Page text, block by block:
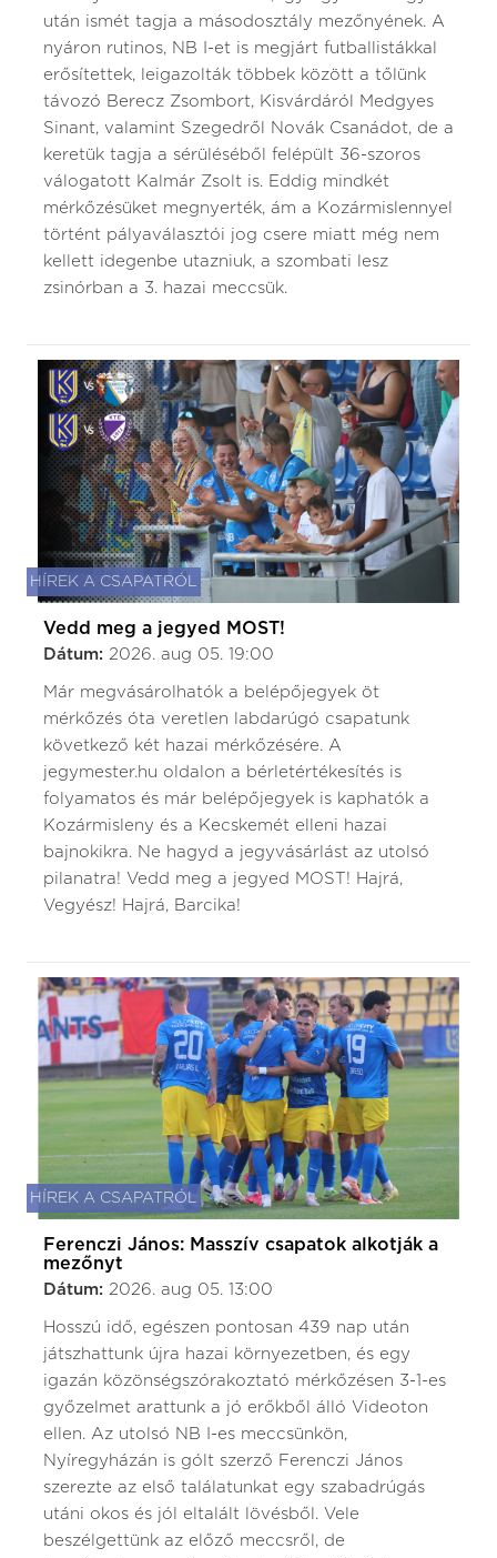
után ismét tagja a másodosztály mezőnyének. A
nyáron rutinos, NB I-et is megjárt futballistákkal
erősítettek, leigazolták többek között a tőlünk
távozó Berecz Zsombort, Kisvárdáról Medgyes
Sinant, valamint Szegedről Novák Csanádot, de a
keretük tagja a sérüléséből felépült 36-szoros
válogatott Kalmár Zsolt is. Eddig mindkét
mérkőzésüket megnyerték, ám a Kozármislennyel
történt pályaválasztói jog csere miatt még nem
kellett idegenbe utazniuk, a szombati lesz
zsinórban a 3. hazai meccsük.
HÍREK A CSAPATRÓL
Vedd meg a jegyed MOST!
Dátum: 2026. aug 05. 19:00
Már megvásárolhatók a belépőjegyek öt
mérkőzés óta veretlen labdarúgó csapatunk
következő két hazai mérkőzésére. A
jegymester.hu oldalon a bérletértékesítés is
folyamatos és már belépőjegyek is kaphatók a
Kozármisleny és a Kecskemét elleni hazai
bajnokikra. Ne hagyd a jegyvásárlást az utolsó
pilanatra! Vedd meg a jegyed MOST! Hajrá,
Vegyész! Hajrá, Barcika!
HÍREK A CSAPATRÓL
Ferenczi János: Masszív csapatok alkotják a
mezőnyt
Dátum: 2026. aug 05. 13:00
Hosszú idő, egészen pontosan 439 nap után
játszhattunk újra hazai környezetben, és egy
igazán közönségszórakoztató mérkőzésen 3-1-es
győzelmet arattunk a jó erőkből álló Videoton
ellen. Az utolsó NB I-es meccsünkön,
Nyíregyházán is gólt szerző Ferenczi János
szerezte az első találatunkat egy szabadrúgás
utáni okos és jól eltalált lövésből. Vele
beszélgettünk az előző meccsről, de